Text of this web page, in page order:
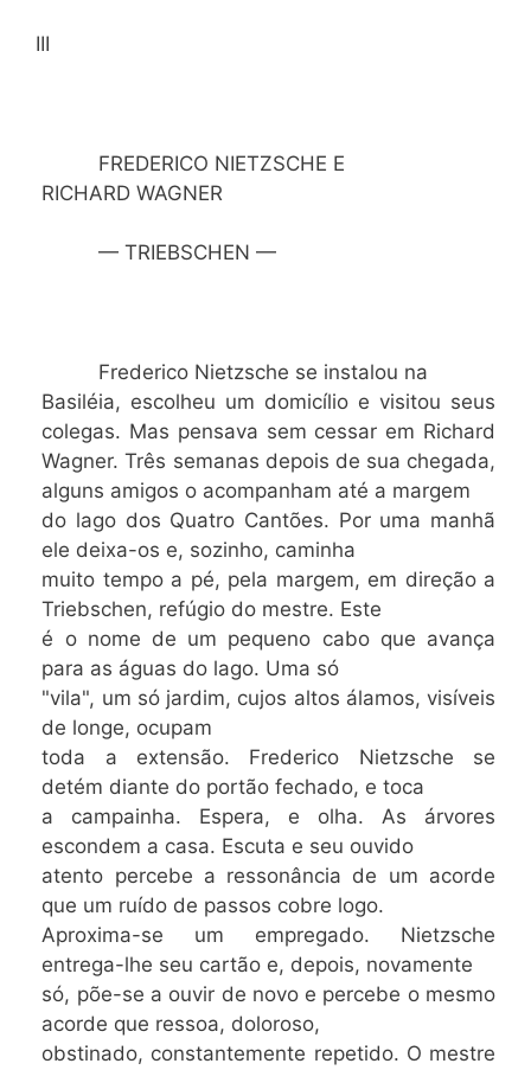
III
FREDERICO NIETZSCHE E
RICHARD WAGNER
— TRIEBSCHEN —
Frederico Nietzsche se instalou na
Basiléia, escolheu um domicílio e visitou seus
colegas. Mas pensava sem cessar em Richard
Wagner. Três semanas depois de sua chegada,
alguns amigos o acompanham até a margem
do lago dos Quatro Cantões. Por uma manhã
ele deixa-os e, sozinho, caminha
muito tempo a pé, pela margem, em direção a
Triebschen, refúgio do mestre. Este
é o nome de um pequeno cabo que avança
para as águas do lago. Uma só
"vila", um só jardim, cujos altos álamos, visíveis
de longe, ocupam
toda a extensão. Frederico Nietzsche se
detém diante do portão fechado, e toca
a campainha. Espera, e olha. As árvores
escondem a casa. Escuta e seu ouvido
atento percebe a ressonância de um acorde
que um ruído de passos cobre logo.
Aproxima-se um empregado. Nietzsche
entrega-lhe seu cartão e, depois, novamente
só, põe-se a ouvir de novo e percebe o mesmo
acorde que ressoa, doloroso,
obstinado, constantemente repetido. O mestre